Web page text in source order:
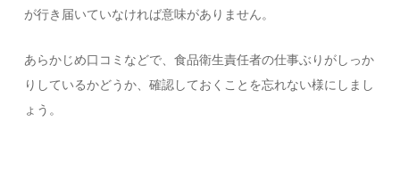
が行き届いていなければ意味がありません。
あらかじめ口コミなどで、食品衛生責任者の仕事ぶりがしっか
りしているかどうか、確認しておくことを忘れない様にしまし
ょう。